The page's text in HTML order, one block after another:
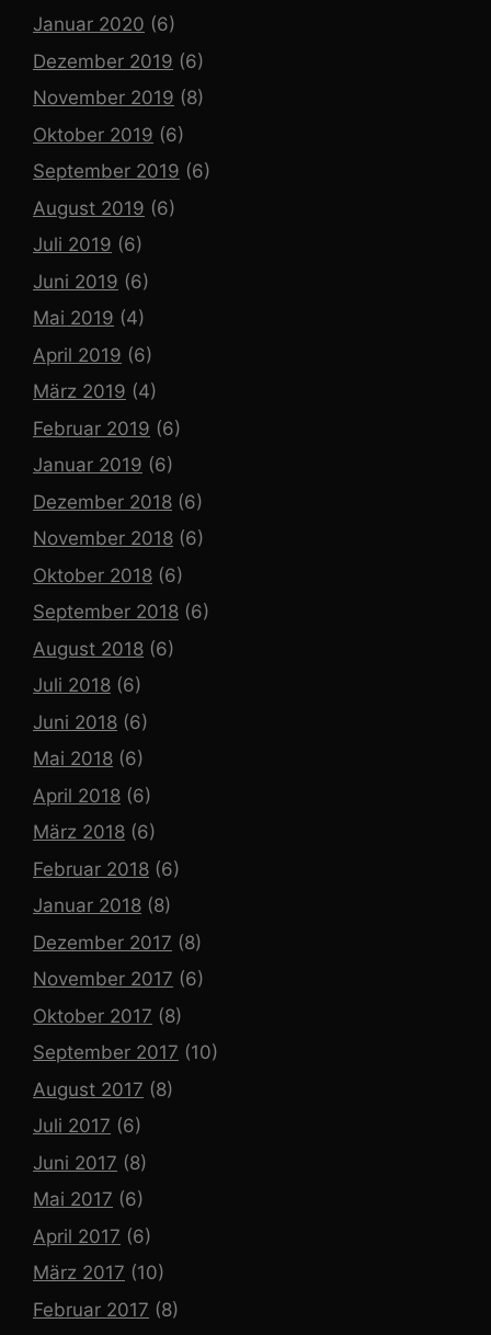
Januar 2020 (6)
Dezember 2019 (6)
November 2019 (8)
Oktober 2019 (6)
September 2019 (6)
August 2019 (6)
Juli 2019 (6)
Juni 2019 (6)
Mai 2019 (4)
April 2019 (6)
März 2019 (4)
Februar 2019 (6)
Januar 2019 (6)
Dezember 2018 (6)
November 2018 (6)
Oktober 2018 (6)
September 2018 (6)
August 2018 (6)
Juli 2018 (6)
Juni 2018 (6)
Mai 2018 (6)
April 2018 (6)
März 2018 (6)
Februar 2018 (6)
Januar 2018 (8)
Dezember 2017 (8)
November 2017 (6)
Oktober 2017 (8)
September 2017 (10)
August 2017 (8)
Juli 2017 (6)
Juni 2017 (8)
Mai 2017 (6)
April 2017 (6)
März 2017 (10)
Februar 2017 (8)